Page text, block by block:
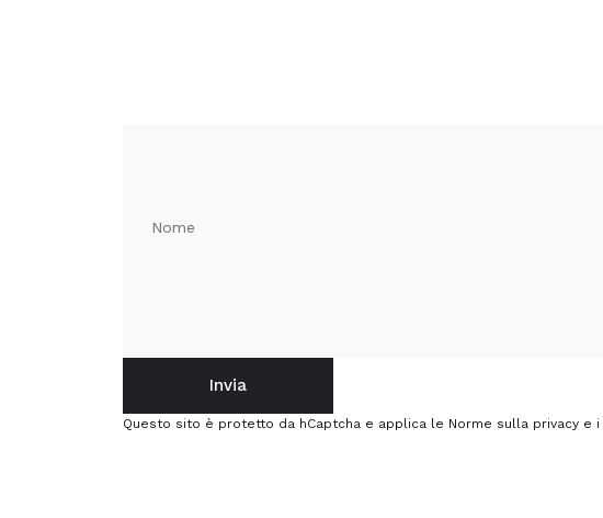
Nome
MessaggioInvia
Questo sito è protetto da hCaptcha e applica le Norme sulla privacy e i